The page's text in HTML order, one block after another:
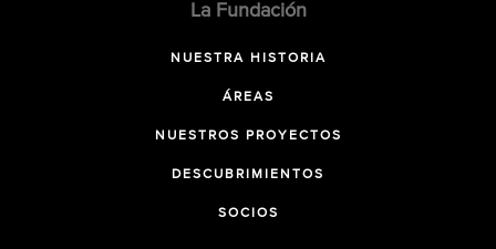
La Fundación
NUESTRA HISTORIA
ÁREAS
NUESTROS PROYECTOS
DESCUBRIMIENTOS
SOCIOS